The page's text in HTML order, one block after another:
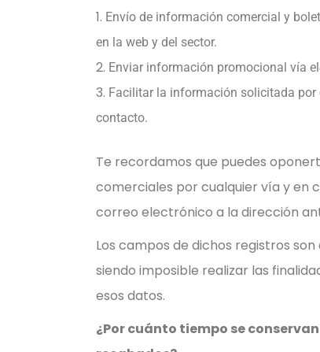
Envío de información comercial y
en la web y del sector.
Enviar información promocional vía
Facilitar la información solicitada
contacto.
Te recordamos que puedes
comerciales por cualquier vía y en
correo electrónico a la dirección
Los campos de dichos registros
siendo imposible realizar las
esos datos.
¿Por cuánto tiempo se